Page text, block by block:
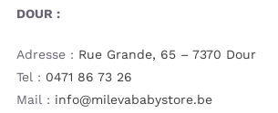
DOUR :
Adresse : Rue Grande, 65 – 7370 Dour
Tel : 0471 86 73 26
Mail : info@milevababystore.be